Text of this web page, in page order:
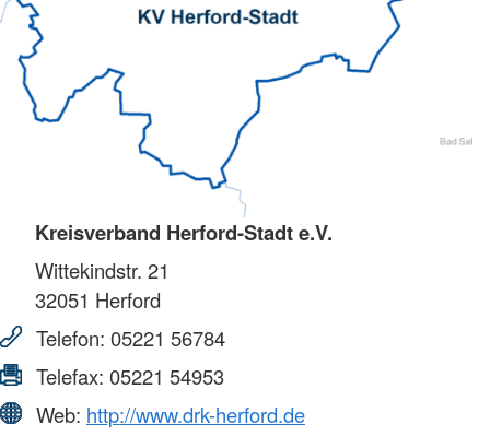
Kreisverband Herford-Stadt e.V.
Wittekindstr. 21
32051 Herford
Telefon: 05221 56784
Telefax: 05221 54953
Web: http://www.drk-herford.de